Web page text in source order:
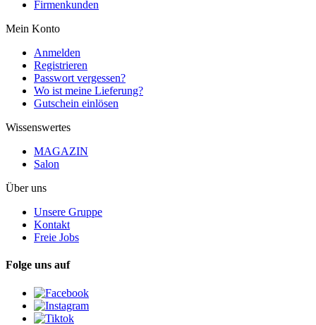
Firmenkunden
Mein Konto
Anmelden
Registrieren
Passwort vergessen?
Wo ist meine Lieferung?
Gutschein einlösen
Wissenswertes
MAGAZIN
Salon
Über uns
Unsere Gruppe
Kontakt
Freie Jobs
Folge uns auf